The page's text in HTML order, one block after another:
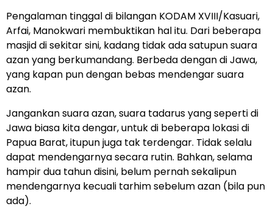
Pengalaman tinggal di bilangan KODAM XVIII/Kasuari,
Arfai, Manokwari membuktikan hal itu. Dari beberapa
masjid di sekitar sini, kadang tidak ada satupun suara
azan yang berkumandang. Berbeda dengan di Jawa,
yang kapan pun dengan bebas mendengar suara
azan.
Jangankan suara azan, suara tadarus yang seperti di
Jawa biasa kita dengar, untuk di beberapa lokasi di
Papua Barat, itupun juga tak terdengar. Tidak selalu
dapat mendengarnya secara rutin. Bahkan, selama
hampir dua tahun disini, belum pernah sekalipun
mendengarnya kecuali tarhim sebelum azan (bila pun
ada).